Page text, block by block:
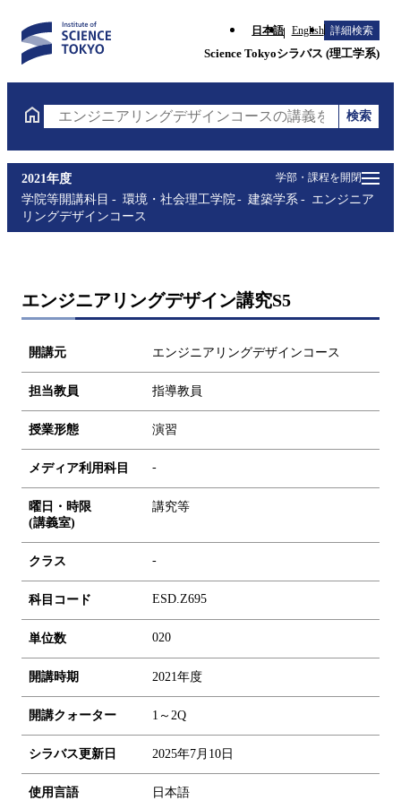
日本語 English 詳細検索
Science Tokyoシラバス (理工学系)
エンジニアリングデザインコースの講義を検索（講
検索
学部・課程を開閉
2021年度
学院等開講科目
環境・社会理工学院 建築学系
エンジニア
リングデザインコース
エンジニアリングデザイン講究S5
開講元 エンジニアリングデザインコース
担当教員 指導教員
授業形態 演習
メディア利用科目 -
曜日・時限
(講義室)
講究等
クラス -
科目コード ESD.Z695
単位数 020
開講時期 2021年度
開講クォーター 1～2Q
シラバス更新日 2025年7月10日
使用言語 日本語